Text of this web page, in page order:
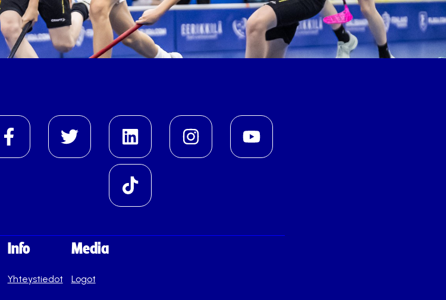
Info
Yhteystiedot
Media
Logot